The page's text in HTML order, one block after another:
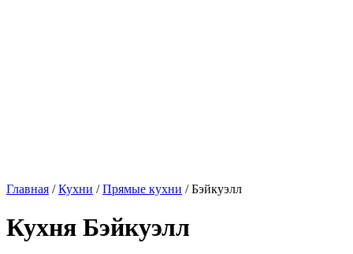
Главная /Кухни /Прямые кухни / Бэйкуэлл
Кухня Бэйкуэлл